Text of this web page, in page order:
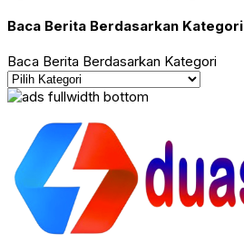
Baca Berita Berdasarkan Kategori
Baca Berita Berdasarkan Kategori